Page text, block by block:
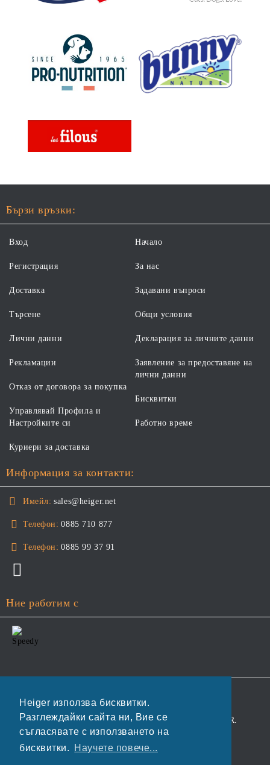
Heiger използва бисквитки.
Разглеждайки сайта ни, Вие се
съгласявате с използването на
бисквитки.
Научете повече...
Бързи връзки:
Вход
Регистрация
Доставка
Търсене
Начало
За нас
Задавани въпроси
Общи условия
Лични данни
Рекламации
Отказ от договора за покупка
Управлявай Профила и
Настройките си
Декларация за личните данни
Заявление за предоставяне на
лични данни
Бисквитки
Работно време
Куриери за доставка
Информация за контакти:
Имейл: sales@heiger.net
Телефон: 0885 710 877
Телефон: 0885 99 37 91
Ние работим с
Нашият онлайн магазин е 100% съобразен с GDPR.